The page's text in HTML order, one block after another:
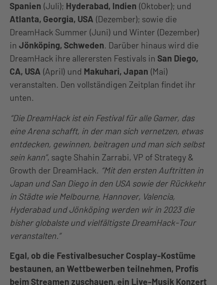
Spanien (Juli); Hyderabad, Indien (Oktober); und
Atlanta, Georgia, USA (Dezember); sowie die
DreamHack Summer (Juni) und Winter (Dezember)
in Jönköping, Schweden. Darüber hinaus wird die
DreamHack ihre allerersten Festivals in San Diego,
CA, USA (April) und Makuhari, Japan (Mai)
veranstalten. Den vollständigen Zeitplan findet ihr
unten.
“Die DreamHack ist ein Festival für alle Gamer, das
eine Arena schafft, in der man sich vernetzen, etwas
entdecken, gewinnen, beitragen und man sich selbst
sein kann”, sagte Shahin Zarrabi, VP of Strategy &
Growth der DreamHack. “Mit den ersten Auftritten in
Japan und San Diego in den USA sowie der Rückkehr
in Städte wie Melbourne, Hannover, Valencia,
Hyderabad und Jönköping werden wir in 2023 die
bisher globalste und vielfältigste DreamHack-Tour
veranstalten.”
Egal, ob die Festivalbesucher Cosplay-Kostüme
bestaunen, an Wettbewerben teilnehmen, Profis
beim Streamen zuschauen, ein Live-Musik Konzert